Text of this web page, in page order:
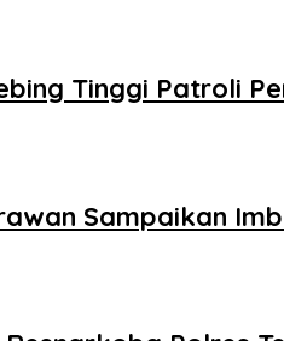
Tinggi Patroli
Sampaikan